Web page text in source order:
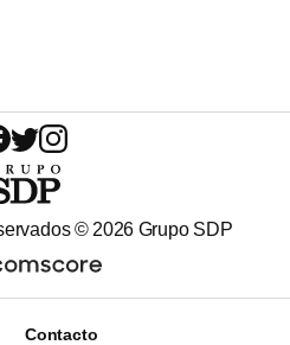
© 2026 Grupo SDP
Contacto